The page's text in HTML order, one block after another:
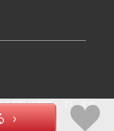
SSLに対応しています。
reserved.